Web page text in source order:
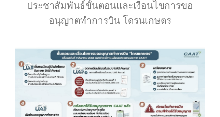
ประชาสัมพันธ์ขั้นตอนและเงื่อนไขการขอ
อนุญาตทำการบิน โดรนเกษตร